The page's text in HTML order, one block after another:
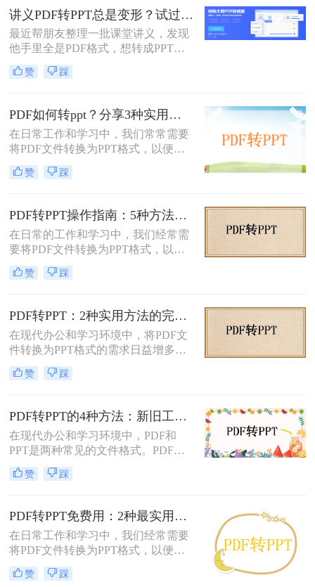
PPT（PowerPoint）格式，以便进行演
示或编辑。虽然PDF到PPT的转换可
能不如其他格式转换那样直接，但通
过一些方法和工具，我们仍然可以实
现这一目的。本文将详细介绍怎么把
pdf转换成ppt的几种方法，以及相关
讲义PDF转PPT总是变形？试过这几个办法真管用！
最近帮朋友整理一批课堂讲义，发现
他手里全是PDF格式，想转成PPT讲
课用，结果试了好几个工具，不是字
体乱码就是排版错位，气得他差点把
转ppt”这个问题，说到底要看你的
PDF是纯文字扫描件、带复杂表格的
课件，还是带大量图片的教案——不
同情况方法完全不同。下面我按实际
使用场景，把试过好用的几个方法整
理出来，不吹不黑，优缺点都说明
赞 踩
PDF如何转ppt？分享3种实用的压缩方法！
在日常工作和学习中，我们常常需要
将PDF文件转换为PPT格式，以便进
行演示或进一步编辑。PDF文件以其
固定格式和跨平台的优势而广受欢
辑功能和动态展示效果。那么PDF如
何转PPT呢？本文将介绍三种将PDF
转换为PPT的方法，帮助您轻松完成
这一任务。
赞 踩
PDF转PPT操作指南：5种方法的具体操作流程和参数设置！
在日常的工作和学习中，我们经常需
要将PDF文件转换为PPT格式，以便
进行演示或编辑。PDF文件以其固定
格式和跨平台的优势而广受欢迎，但
和动态展示效果。那么pdf转ppt怎么
操作呢？本文将介绍五种将PDF转换
为PPT的方法，帮助您轻松完成这一
任务。
赞 踩
PDF转PPT：2种实用方法的完整操作流程和格式保留对比！
在现代办公和学习环境中，将PDF文
件转换为PPT格式的需求日益增多。
无论是为了更方便地编辑内容，还是
为了在演示文稿中更好地展示信息，
能。那么如何把PDF转换成PPT呢？
本文将介绍两种高效的PDF转PPT方
法，帮助您根据自己的需求选择最合
适的方式。
赞 踩
PDF转PPT的4种方法：新旧工具对比，哪个更适合批量转换！
在现代办公和学习环境中，PDF和
PPT是两种常见的文件格式。PDF文
件因其跨平台性和不易修改性而广受
欢迎，而PPT则因其强大的演示功能
要将PDF文件转换为PPT格式，以便
进行编辑、修改或演示。那么pdf怎么
转换成ppt呢？本文将详细介绍几种将
PDF转换为PPT的方法，帮助您轻松
实现文件格式的转换。
赞 踩
PDF转PPT免费用：2种最实用的操作路径和避坑要点！
在日常工作和学习中，我们经常需要
将PDF文件转换为PPT格式，以便进
行演示或编辑。那么怎么把pdf转换成
ppt免费呢？本文将介绍两种免费将
赞 踩